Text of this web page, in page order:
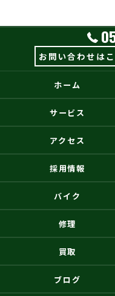
お問い合わせは
ホーム
サービス
アクセス
採用情報
バイク
修理
買取
ブログ